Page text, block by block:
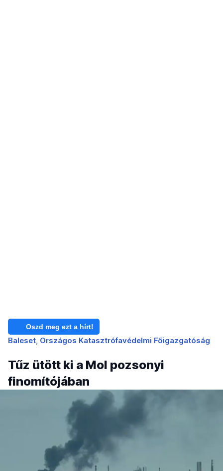
Oszd meg ezt a hírt!
Baleset Országos Katasztrófavédelmi Főigazgatóság
Tűz ütött ki a Mol pozsonyi
finomítójában